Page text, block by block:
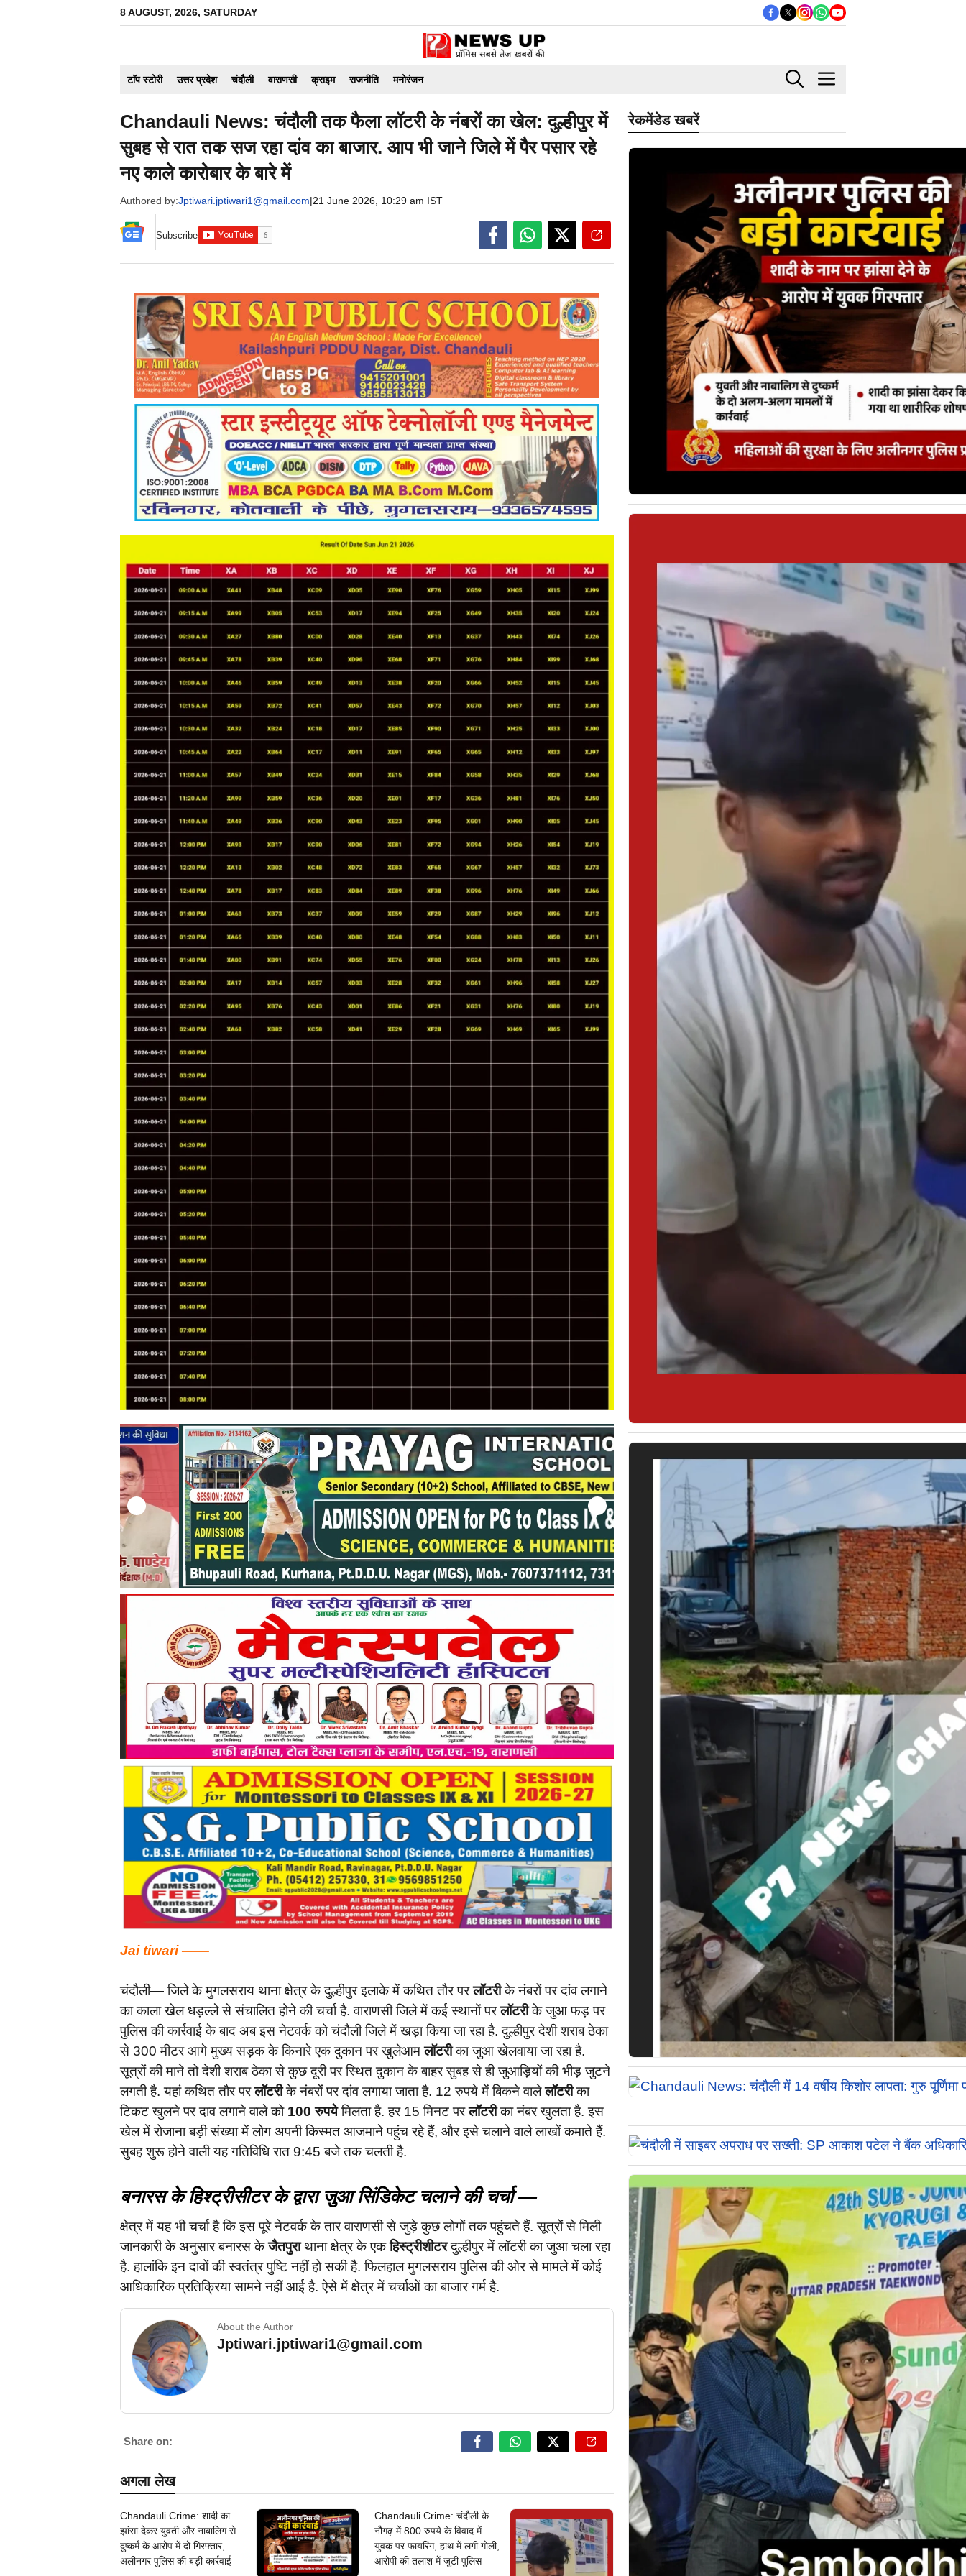
8 AUGUST, 2026, SATURDAY
टाॅप स्टोरी उत्तर प्रदेश चंदौली वाराणसी क्राइम राजनीति मनोरंजन
Chandauli News: चंदौली तक फैला लॉटरी के नंबरों का खेल: दुल्हीपुर में
सुबह से रात तक सज रहा दांव का बाजार. आप भी जाने जिले में पैर पसार रहे
नए काले कारोबार के बारे में
Authored by:Jptiwari.jptiwari1@gmail.com|21 June 2026, 10:29 am IST
Subscribe
Jai tiwari ——
चंदौली— जिले के मुगलसराय थाना क्षेत्र के दुल्हीपुर इलाके में कथित तौर परलॉटरीके नंबरों पर दांव लगाने
का काला खेल धड़ल्ले से संचालित होने की चर्चा है. वाराणसी जिले में कई स्थानों परलॉटरीके जुआ फड़ पर
पुलिस की कार्रवाई के बाद अब इस नेटवर्क को चंदौली जिले में खड़ा किया जा रहा है. दुल्हीपुर देशी शराब ठेका
से 300 मीटर आगे मुख्य सड़क के किनारे एक दुकान पर खुलेआमलॉटरीका जुआ खेलवाया जा रहा है.
सूत्रों की माने तो देशी शराब ठेका से कुछ दूरी पर स्थित दुकान के बाहर सुबह से ही जुआड़ियों की भीड़ जुटने
लगती है. यहां कथित तौर परलॉटरीके नंबरों पर दांव लगाया जाता है. 12 रुपये में बिकने वालेलॉटरीका
टिकट खुलने पर दाव लगाने वाले को 100 रुपयेमिलता है. हर 15 मिनट परलॉटरीका नंबर खुलता है. इस
खेल में रोजाना बड़ी संख्या में लोग अपनी किस्मत आजमाने पहुंच रहे हैं, और इसे चलाने वाले लाखों कमाते हैं.
सुबह शुरू होने वाली यह गतिविधि रात 9:45 बजे तक चलती है‌.
बनारस के हिश्ट्रीसीटर के द्वारा जुआ सिंडिकेट चलाने की चर्चा —
क्षेत्र में यह भी चर्चा है कि इस पूरे नेटवर्क के तार वाराणसी से जुड़े कुछ लोगों तक पहुंचते हैं. सूत्रों से मिली
जानकारी के अनुसार बनारस केजैतपुराथाना क्षेत्र के एकहिस्ट्रीशीटरदुल्हीपुर में लॉटरी का जुआ चला रहा
है. हालांकि इन दावों की स्वतंत्र पुष्टि नहीं हो सकी है. फिलहाल मुगलसराय पुलिस की ओर से मामले में कोई
आधिकारिक प्रतिक्रिया सामने नहीं आई है. ऐसे में क्षेत्र में चर्चाओं का बाजार गर्म है‌.
About the Author
Jptiwari.jptiwari1@gmail.com
Share on:
अगला लेख
Chandauli Crime: शादी का
झांसा देकर युवती और नाबालिग से
दुष्कर्म के आरोप में दो गिरफ्तार,
अलीनगर पुलिस की बड़ी कार्रवाई
Chandauli Crime: चंदौली के
नौगढ़ में 800 रुपये के विवाद में
युवक पर फायरिंग, हाथ में लगी गोली,
आरोपी की तलाश में जुटी पुलिस
रेकमेंडेड खबरें